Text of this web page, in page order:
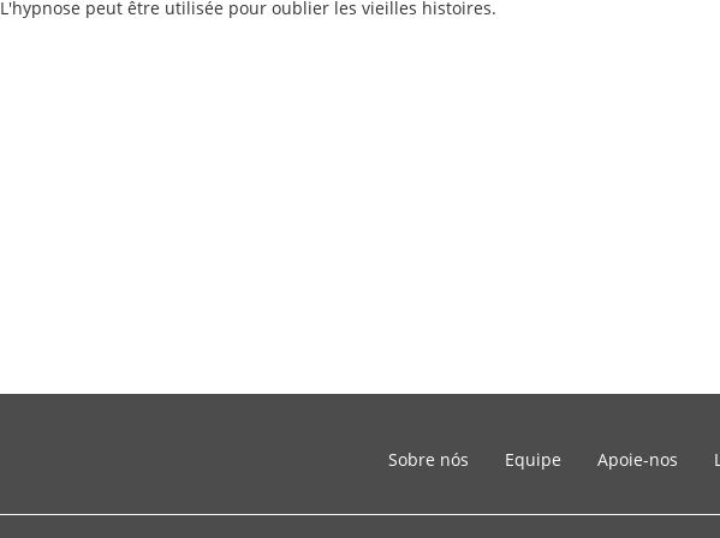
L'hypnose peut être utilisée pour oublier les vieilles histoires.
Sobre nós Equipe Apoie-nos